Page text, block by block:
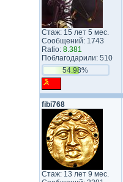
Стаж: 15 лет 5 мес.
Сообщений: 1743
Ratio: 8.381
Поблагодарили: 510
54.98%
fibi768
Стаж: 13 лет 9 мес.